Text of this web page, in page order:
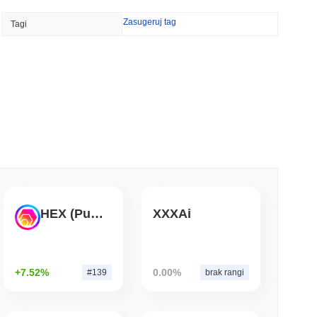
banków o tokenizację depozytów
Tagi Zasugeruj tag
HEX (Pulsechain)
+7.52% #139
XXXAi
0.00% brak rangi